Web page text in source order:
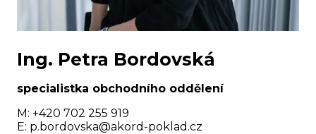
Ing. Petra Bordovská
specialistka obchodního oddělení
M: +420 702 255 919
E: p.bordovska@akord-poklad.cz